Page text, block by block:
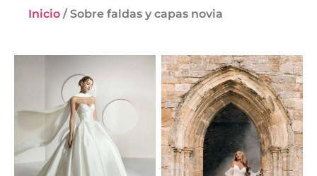
Inicio / Sobre faldas y capas novia